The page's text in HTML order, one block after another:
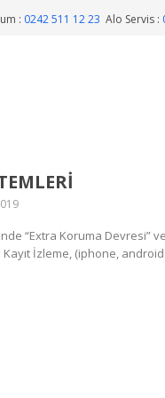
: 0242 511 12 23 Alo Servis :
“Extra Koruma Devresi”
İzleme, (iphone,